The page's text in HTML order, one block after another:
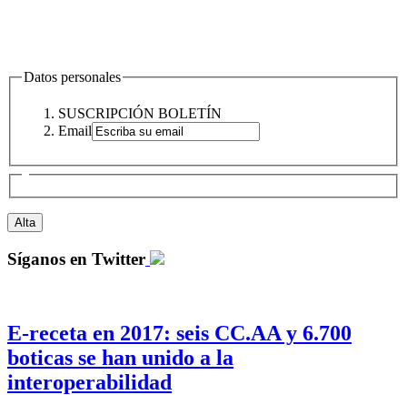
Datos personales
SUSCRIPCIÓN BOLETÍN
Email
Síganos en Twitter
E-receta en 2017: seis CC.AA y 6.700
boticas se han unido a la
interoperabilidad